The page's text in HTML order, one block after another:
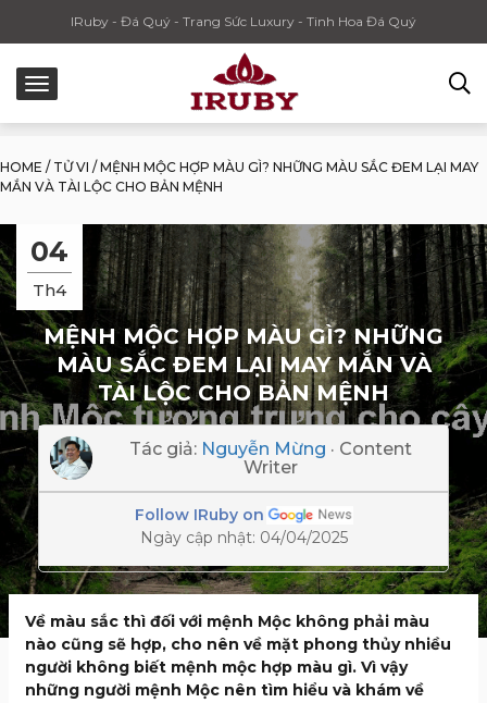
IRuby - Đá Quý - Trang Sức Luxury - Tinh Hoa Đá Quý
HOME / TỬ VI / MỆNH MỘC HỢP MÀU GÌ? NHỮNG MÀU SẮC ĐEM LẠI MAY
MẮN VÀ TÀI LỘC CHO BẢN MỆNH
04
Th4
MỆNH MỘC HỢP MÀU GÌ? NHỮNG
MÀU SẮC ĐEM LẠI MAY MẮN VÀ
TÀI LỘC CHO BẢN MỆNH
Tác giả: Nguyễn Mừng · Content
Writer
Follow IRuby on
Ngày cập nhật: 04/04/2025
Về màu sắc thì đối với mệnh Mộc không phải màu
nào cũng sẽ hợp, cho nên về mặt phong thủy nhiều
người không biết mệnh mộc hợp màu gì. Vì vậy
những người mệnh Mộc nên tìm hiểu và khám về